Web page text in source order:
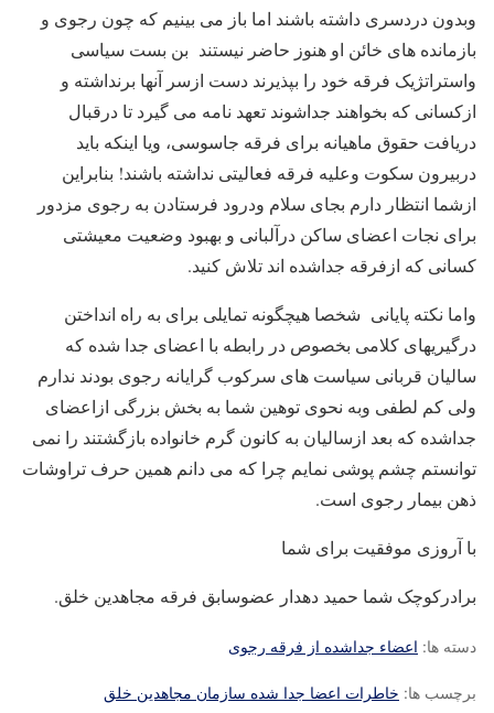
وبدون دردسری داشته باشند اما باز می بینیم که چون رجوی و
بازمانده های خائن او هنوز حاضر نیستند بن بست سیاسی
واستراتژیک فرقه خود را بپذیرند دست ازسر آنها برنداشته و
ازکسانی که بخواهند جداشوند تعهد نامه می گیرد تا درقبال
دریافت حقوق ماهیانه برای فرقه جاسوسی، ویا اینکه باید
دربیرون سکوت وعلیه فرقه فعالیتی نداشته باشند! بنابراین
ازشما انتظار دارم بجای سلام ودرود فرستادن به رجوی مزدور
برای نجات اعضای ساکن درآلبانی و بهبود وضعیت معیشتی
کسانی که ازفرقه جداشده اند تلاش کنید.
واما نکته پایانی شخصا هیچگونه تمایلی برای به راه انداختن
درگیریهای کلامی بخصوص در رابطه با اعضای جدا شده که
سالیان قربانی سیاست های سرکوب گرایانه رجوی بودند ندارم
ولی کم لطفی وبه نحوی توهین شما به بخش بزرگی ازاعضای
جداشده که بعد ازسالیان به کانون گرم خانواده بازگشتند را نمی
توانستم چشم پوشی نمایم چرا که می دانم همین حرف تراوشات
ذهن بیمار رجوی است.
با آروزی موفقیت برای شما
برادرکوچک شما حمید دهدار عضوسابق فرقه مجاهدین خلق.
دسته ها: اعضاء جداشده از فرقه رجوی
برچسب ها: خاطرات اعضا جدا شده سازمان مجاهدین خلق